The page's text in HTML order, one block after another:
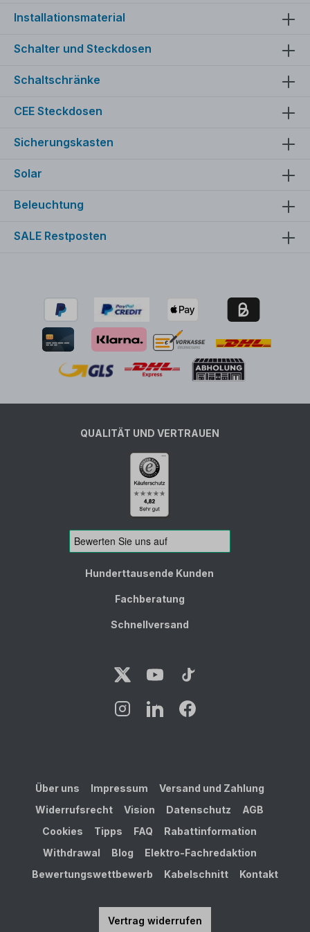
Installationsmaterial
Schalter und Steckdosen
Schaltschränke
CEE Steckdosen
Sicherungskasten
Solar
Beleuchtung
SALE Restposten
QUALITÄT UND VERTRAUEN
Hunderttausende Kunden
Fachberatung
Schnellversand
Über uns Impressum
Versand und Zahlung
Widerrufsrecht
Vision Datenschutz
AGB
Cookies
Tipps FAQ
Rabattinformation
Withdrawal
Blog
Elektro-Fachredaktion
Bewertungswettbewerb
Kabelschnitt Kontakt
Vertrag widerrufen